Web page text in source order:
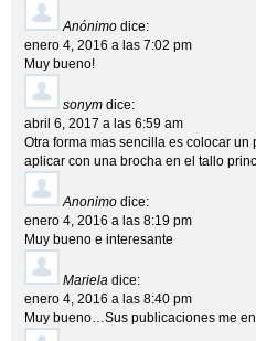
Anónimo dice:
enero 4, 2016 a las 7:02 pm
Muy bueno!
sonym dice:
abril 6, 2017 a las 6:59 am
Otra forma mas sencilla es colocar
aplicar con una brocha en el tallo
Anonimo dice:
enero 4, 2016 a las 8:19 pm
Muy bueno e interesante
Mariela dice:
enero 4, 2016 a las 8:40 pm
Muy bueno…Sus publicaciones me